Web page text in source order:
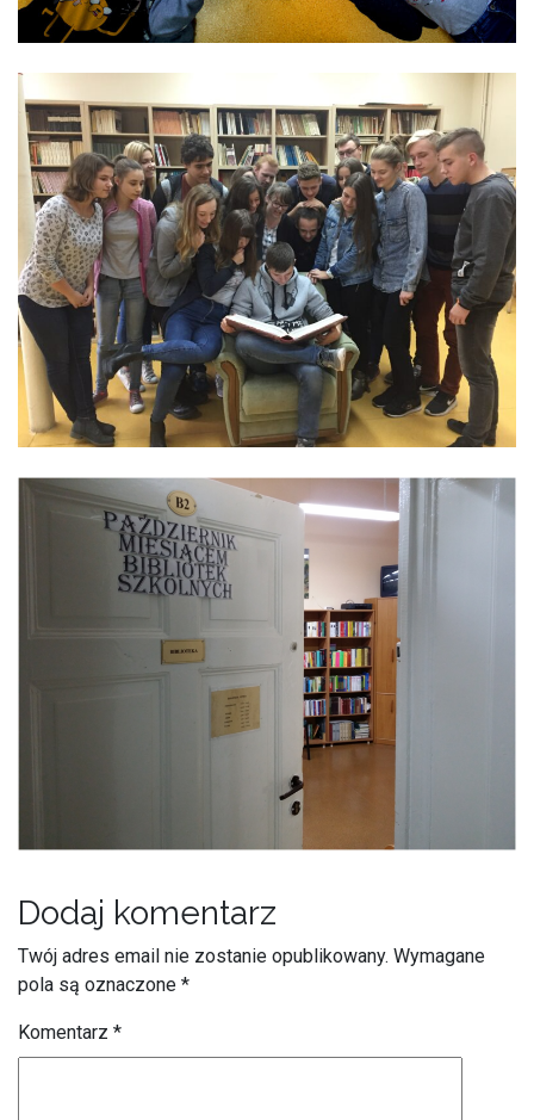
Dodaj komentarz
Twój adres email nie zostanie opublikowany. Wymagane
pola są oznaczone *
Komentarz *